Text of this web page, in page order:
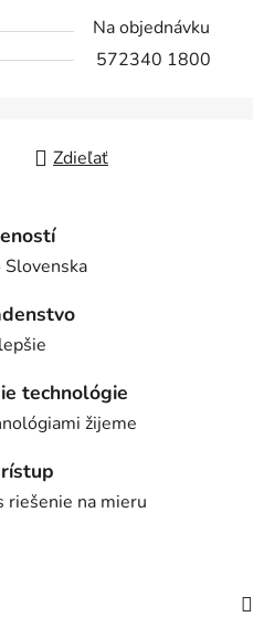
Na objednávku
572340 1800
Zdieľať
Slovenska
technológie
žijeme
riešenie na mieru